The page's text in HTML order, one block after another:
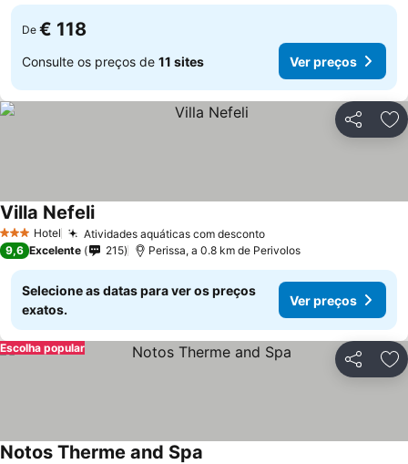
De € 118
Consulte os preços de 11 sites Ver preços
Partilhar
3 EstrelasHotel Atividades aquáticas com desconto
Villa Nefeli
9,6 Excelente 215 Perissa, a 0.8 km de Perivolos
Selecione as datas para ver os preços
exatos.
Ver preços
Partilhar
Escolha popular
Notos Therme and Spa